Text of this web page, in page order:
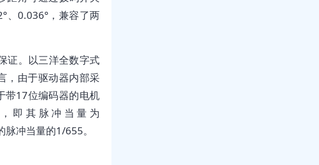
、0.036°，兼容了两
证。以三洋全数字式
，由于驱动器内部采
带17位编码器的电机
即其脉冲当量为
冲当量的1/655。